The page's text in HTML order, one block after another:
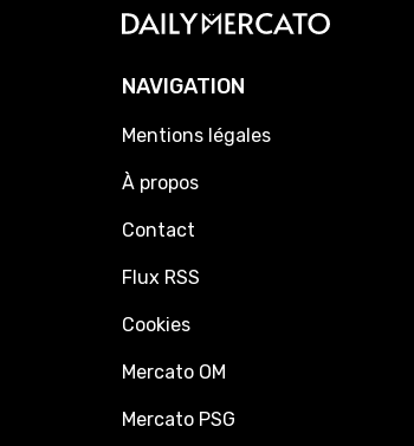
NAVIGATION
Mentions légales
À propos
Contact
Flux RSS
Cookies
Mercato OM
Mercato PSG